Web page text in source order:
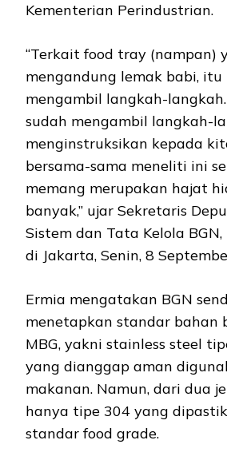
Kementerian Perindustrian.
“Terkait food tray (nampan)
mengandung lemak babi,
mengambil langkah-
sudah mengambil langkah-
menginstruksikan kepada
bersama-sama meneliti ini
memang merupakan hajat
banyak,” ujar Sekretaris
Sistem dan Tata Kelola BGN,
di Jakarta, Senin, 8
Ermia mengatakan BGN
menetapkan standar bahan
MBG, yakni stainless steel
yang dianggap aman
makanan. Namun, dari dua
hanya tipe 304 yang
standar food grade.